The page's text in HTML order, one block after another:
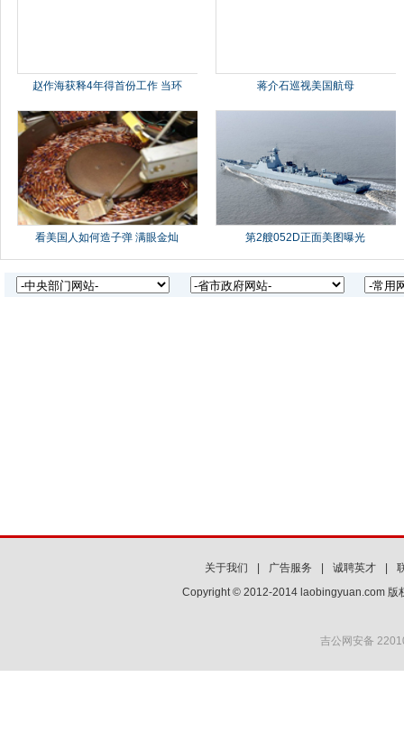
关于我们 广告服务 诚聘英才
Copyright © 2012-2014 laobingyuan.com 版
吉公网安备